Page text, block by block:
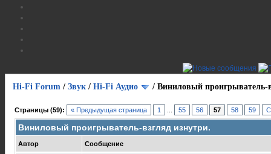
Hi-Fi Forum / Звук / Hi-Fi Аудио / Виниловый проигрыватель-
Страницы (59): « Предыдущая страница 1 55 56 57 58 59
Виниловый проигрыватель-взгляд изнутри.
Автор Сообщение